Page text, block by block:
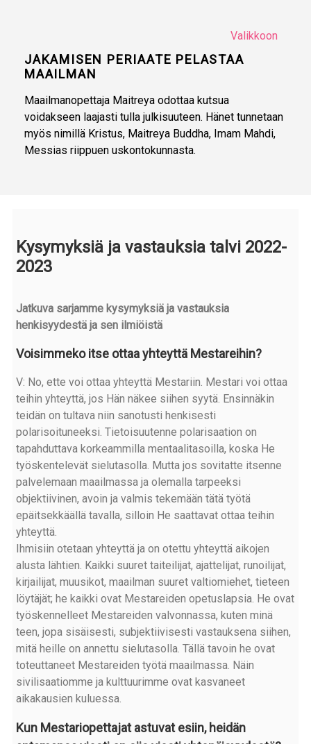
Valikkoon
JAKAMISEN PERIAATE PELASTAA
MAAILMAN
Maailmanopettaja Maitreya odottaa kutsua
voidakseen laajasti tulla julkisuuteen. Hänet tunnetaan
myös nimillä Kristus, Maitreya Buddha, Imam Mahdi,
Messias riippuen uskontokunnasta.
Kysymyksiä ja vastauksia talvi 2022-
2023
Jatkuva sarjamme kysymyksiä ja vastauksia
henkisyydestä ja sen ilmiöistä
Voisimmeko itse ottaa yhteyttä Mestareihin?
V: No, ette voi ottaa yhteyttä Mestariin. Mestari voi ottaa
teihin yhteyttä, jos Hän näkee siihen syytä. Ensinnäkin
teidän on tultava niin sanotusti henkisesti
polarisoituneeksi. Tietoisuutenne polarisaation on
tapahduttava korkeammilla mentaalitasoilla, koska He
työskentelevät sielutasolla. Mutta jos sovitatte itsenne
palvelemaan maailmassa ja olemalla tarpeeksi
objektiivinen, avoin ja valmis tekemään tätä työtä
epäitsekkäällä tavalla, silloin He saattavat ottaa teihin
yhteyttä.
Ihmisiin otetaan yhteyttä ja on otettu yhteyttä aikojen
alusta lähtien. Kaikki suuret taiteilijat, ajattelijat, runoilijat,
kirjailijat, muusikot, maailman suuret valtiomiehet, tieteen
löytäjät; he kaikki ovat Mestareiden opetuslapsia. He ovat
työskennelleet Mestareiden valvonnassa, kuten minä
teen, jopa sisäisesti, subjektiivisesti vastauksena siihen,
mitä heille on annettu sielutasolla. Tällä tavoin he ovat
toteuttaneet Mestareiden työtä maailmassa. Näin
sivilisaatiomme ja kulttuurimme ovat kasvaneet
aikakausien kuluessa.
Kun Mestariopettajat astuvat esiin, heidän